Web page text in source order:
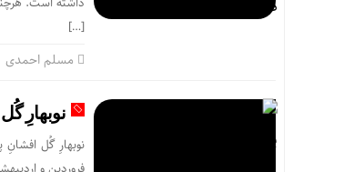
[…]
مسلم احمدی
نوبهارِ